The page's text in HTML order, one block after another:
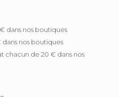
€ dans nos boutiques
dans nos boutiques
chacun de 20 € dans nos